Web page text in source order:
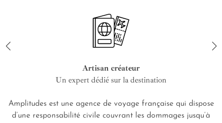
Artisan créateur
Un expert dédié sur la destination
Amplitudes est une agence de voyage française qui dispose
d’une responsabilité civile couvrant les dommages jusqu’à